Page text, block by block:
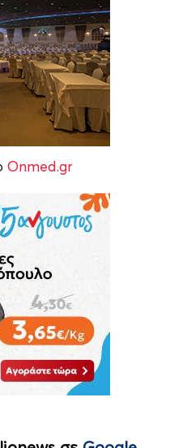
Onmed.gr